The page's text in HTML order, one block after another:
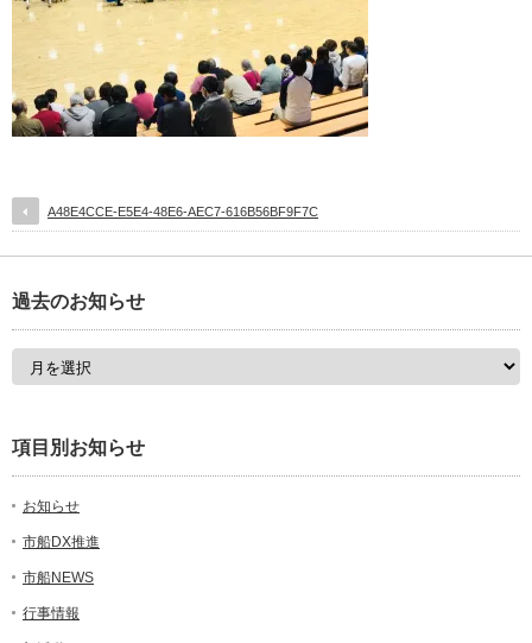
A48E4CCE-E5E4-48E6-AEC7-616B56BF9F7C
過去のお知らせ
項目別お知らせ
お知らせ
市船DX推進
市船NEWS
行事情報